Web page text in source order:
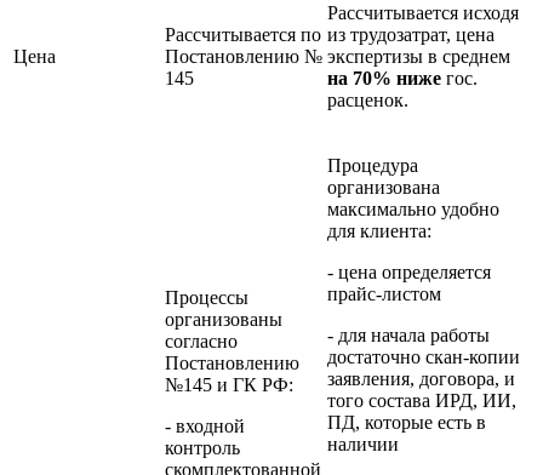
Цена
Рассчитывается по
Постановлению №
145
Рассчитывается исходя
из трудозатрат, цена
экспертизы в среднем
на 70% ниже гос.
расценок.
Процессы
организованы
согласно
Постановлению
№145 и ГК РФ:
- входной
контроль
скомплектованной
Процедура
организована
максимально удобно
для клиента:
- цена определяется
прайс-листом
- для начала работы
достаточно скан-копии
заявления, договора, и
того состава ИРД, ИИ,
ПД, которые есть в
наличии